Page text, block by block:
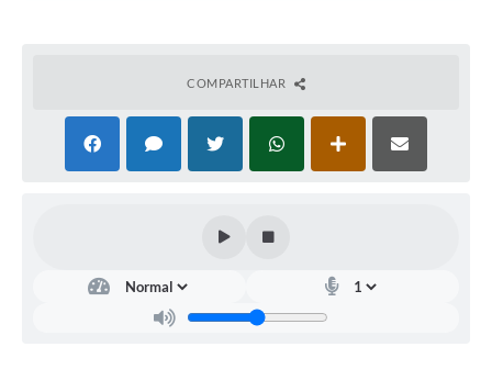
COMPARTILHAR